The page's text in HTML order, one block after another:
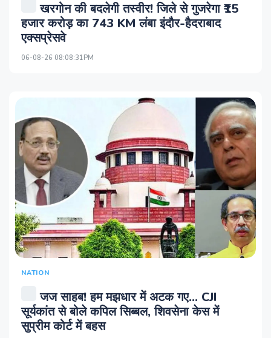
खरगोन की बदलेगी तस्वीर! जिले से गुजरेगा ₹15
हजार करोड़ का 743 KM लंबा इंदौर-हैदराबाद
एक्सप्रेसवे
06-08-26 08:08:31PM
NATION
जज साहब! हम मझधार में अटक गए... CJI
सूर्यकांत से बोले कपिल सिब्‍बल, शिवसेना केस में
सुप्रीम कोर्ट में बहस